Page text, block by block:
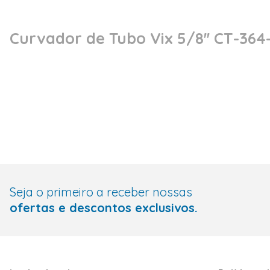
Curvador de Tubo Vix 5/8'' CT-
Seja o primeiro a receber nossas
ofertas e descontos exclusivos.